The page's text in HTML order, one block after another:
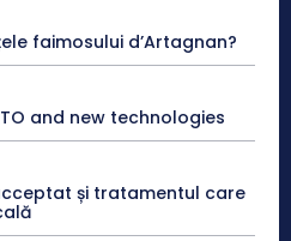
faimosului d’Artagnan?
and new technologies
și tratamentul care